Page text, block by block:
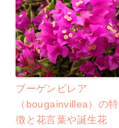
ブーゲンビレア
（bougainvillea）の特
徴と花言葉や誕生花